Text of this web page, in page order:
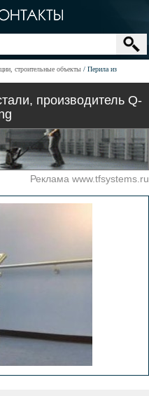
строительные объекты
Перила из
производитель Q-
Реклама www.tfsystems.ru